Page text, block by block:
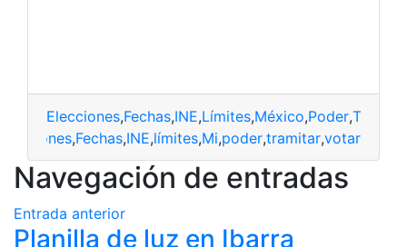
Elecciones,Fechas,INE,Límites,México,Poder,
elecciones,Fechas,INE,límites,Mi,poder,tramitar,votar
Navegación de entradas
Entrada anterior
Planilla de luz en Ibarra